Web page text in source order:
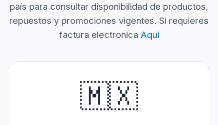
país para consultar disponibilidad de productos,
repuestos y promociones vigentes. Si requieres
factura electronica Aqui
🇲🇽